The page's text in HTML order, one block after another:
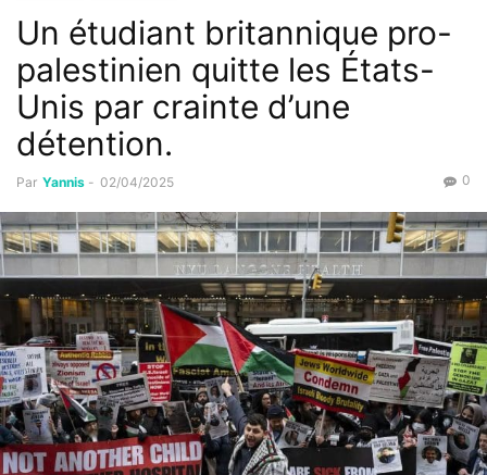
Un étudiant britannique pro-
palestinien quitte les États-
Unis par crainte d’une
détention.
Par Yannis - 02/04/2025 0